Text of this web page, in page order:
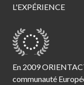
L'EXPÉRIENCE
En 2009
communauté